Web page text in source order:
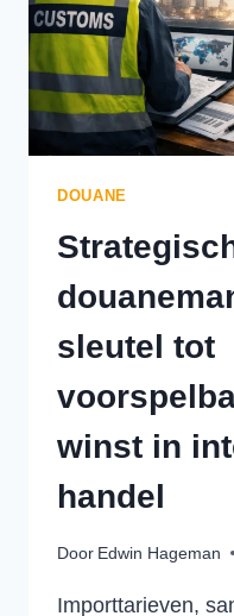
DOUANE
sleutel tot
winst in
handel
Door Edwin Hageman
Importtarieven,